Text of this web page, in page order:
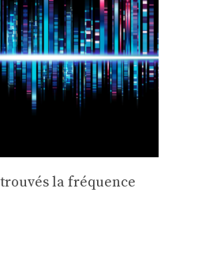
la fréquence